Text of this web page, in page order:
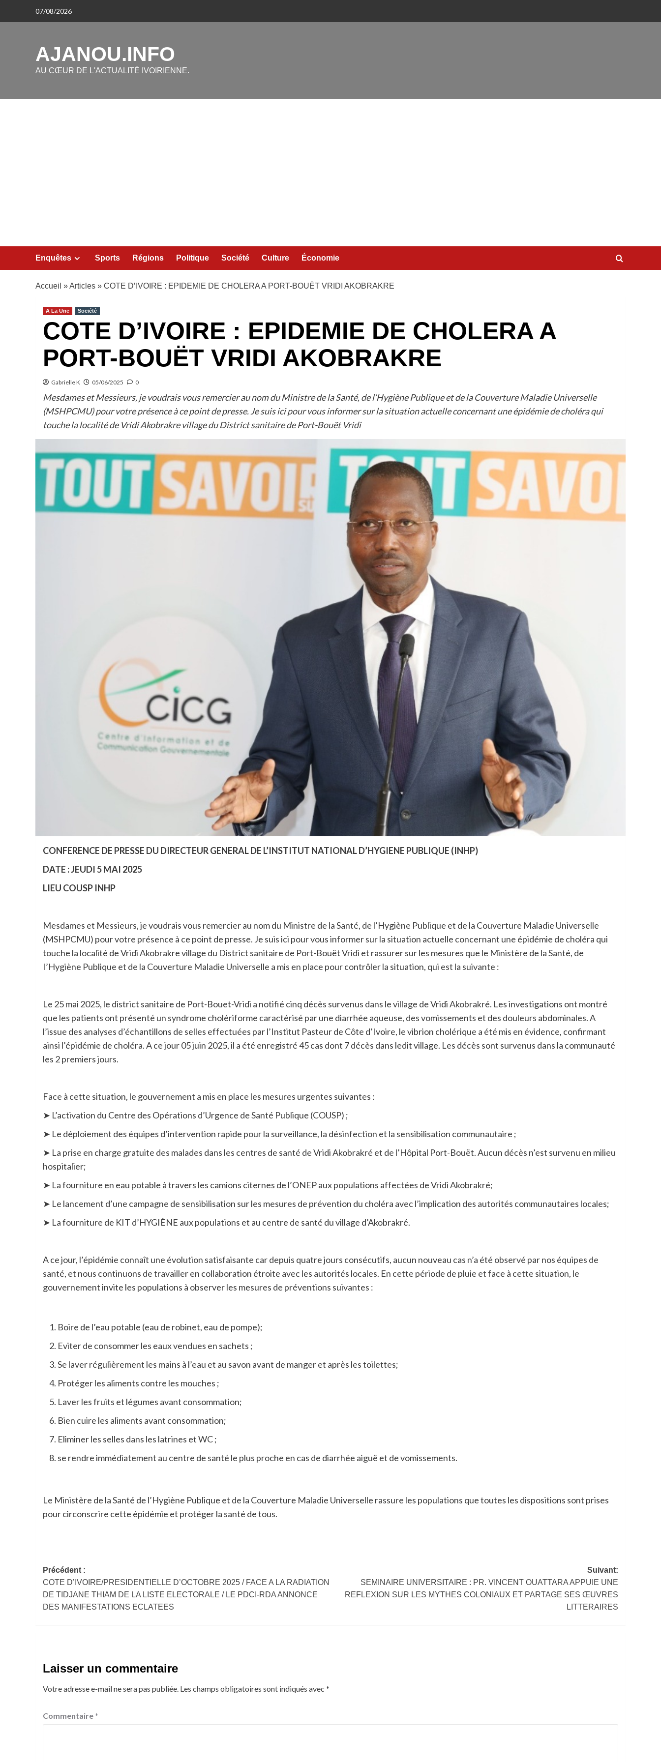
07/08/2026
AJANOU.INFO
AU CŒUR DE L'ACTUALITÉ IVOIRIENNE.
Enquêtes Sports Régions Politique Société Culture Économie
Accueil »Articles » COTE D’IVOIRE : EPIDEMIE DE CHOLERA A PORT-BOUËT VRIDI AKOBRAKRE
A La Une Société
COTE D’IVOIRE : EPIDEMIE DE CHOLERA A
PORT-BOUËT VRIDI AKOBRAKRE
Gabrielle K 05/06/2025 0
Mesdames et Messieurs, je voudrais vous remercier au nom du Ministre de la Santé, de l’Hygiène Publique et de la Couverture Maladie Universelle
(MSHPCMU) pour votre présence à ce point de presse. Je suis ici pour vous informer sur la situation actuelle concernant une épidémie de choléra qui
touche la localité de Vridi Akobrakre village du District sanitaire de Port-Bouët Vridi
CONFERENCE DE PRESSE DU DIRECTEUR GENERAL DE L’INSTITUT NATIONAL D’HYGIENE PUBLIQUE (INHP)
DATE : JEUDI 5 MAI 2025
LIEU COUSP INHP
Mesdames et Messieurs, je voudrais vous remercier au nom du Ministre de la Santé, de l’Hygiène Publique et de la Couverture Maladie Universelle
(MSHPCMU) pour votre présence à ce point de presse. Je suis ici pour vous informer sur la situation actuelle concernant une épidémie de choléra qui
touche la localité de Vridi Akobrakre village du District sanitaire de Port-Bouët Vridi et rassurer sur les mesures que le Ministère de la Santé, de
I’Hygiène Publique et de la Couverture Maladie Universelle a mis en place pour contrôler la situation, qui est la suivante :
Le 25 mai 2025, le district sanitaire de Port-Bouet-Vridi a notifié cinq décès survenus dans le village de Vridi Akobrakré. Les investigations ont montré
que les patients ont présenté un syndrome cholériforme caractérisé par une diarrhée aqueuse, des vomissements et des douleurs abdominales. A
l’issue des analyses d’échantillons de selles effectuées par l’Institut Pasteur de Côte d’Ivoire, le vibrion cholérique a été mis en évidence, confirmant
ainsi l’épidémie de choléra. A ce jour 05 juin 2025, il a été enregistré 45 cas dont 7 décès dans ledit village. Les décès sont survenus dans la communauté
les 2 premiers jours.
Face à cette situation, le gouvernement a mis en place les mesures urgentes suivantes :
➤ L’activation du Centre des Opérations d’Urgence de Santé Publique (COUSP) ;
➤ Le déploiement des équipes d’intervention rapide pour la surveillance, la désinfection et la sensibilisation communautaire ;
➤ La prise en charge gratuite des malades dans les centres de santé de Vridi Akobrakré et de l’Hôpital Port-Bouët. Aucun décès n’est survenu en milieu
hospitalier;
➤ La fourniture en eau potable à travers les camions citernes de l’ONEP aux populations affectées de Vridi Akobrakré;
➤ Le lancement d’une campagne de sensibilisation sur les mesures de prévention du choléra avec l’implication des autorités communautaires locales;
➤ La fourniture de KIT d’HYGIÈNE aux populations et au centre de santé du village d’Akobrakré.
A ce jour, l’épidémie connaît une évolution satisfaisante car depuis quatre jours consécutifs, aucun nouveau cas n’a été observé par nos équipes de
santé, et nous continuons de travailler en collaboration étroite avec les autorités locales. En cette période de pluie et face à cette situation, le
gouvernement invite les populations à observer les mesures de préventions suivantes :
Boire de l’eau potable (eau de robinet, eau de pompe);
Eviter de consommer les eaux vendues en sachets ;
Se laver régulièrement les mains à l’eau et au savon avant de manger et après les toilettes;
Protéger les aliments contre les mouches ;
Laver les fruits et légumes avant consommation;
Bien cuire les aliments avant consommation;
Eliminer les selles dans les latrines et WC ;
se rendre immédiatement au centre de santé le plus proche en cas de diarrhée aiguë et de vomissements.
Le Ministère de la Santé de l’Hygiène Publique et de la Couverture Maladie Universelle rassure les populations que toutes les dispositions sont prises
pour circonscrire cette épidémie et protéger la santé de tous.
Navigation
d’article
Précédent :
COTE D’IVOIRE/PRESIDENTIELLE D’OCTOBRE 2025 / FACE A LA RADIATION
DE TIDJANE THIAM DE LA LISTE ELECTORALE / LE PDCI-RDA ANNONCE
DES MANIFESTATIONS ECLATEES
Suivant:
SEMINAIRE UNIVERSITAIRE : PR. VINCENT OUATTARA APPUIE UNE
REFLEXION SUR LES MYTHES COLONIAUX ET PARTAGE SES ŒUVRES
LITTERAIRES
Laisser un commentaire
Votre adresse e-mail ne sera pas publiée. Les champs obligatoires sont indiqués avec *
Commentaire *